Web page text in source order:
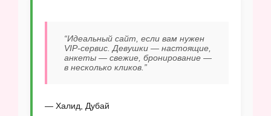
“Идеальный сайт, если вам нужен
VIP-сервис. Девушки — настоящие,
анкеты — свежие, бронирование —
в несколько кликов.”
— Халид, Дубай